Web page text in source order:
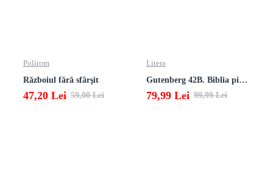
Polirom
Războiul fără sfârşit
47,20 Lei 59,00 Lei
Litera
Gutenberg 42B. Biblia pierduta
79,99 Lei 99,99 Lei